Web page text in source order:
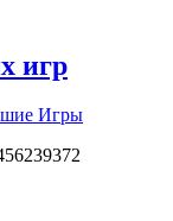
игр
Игры